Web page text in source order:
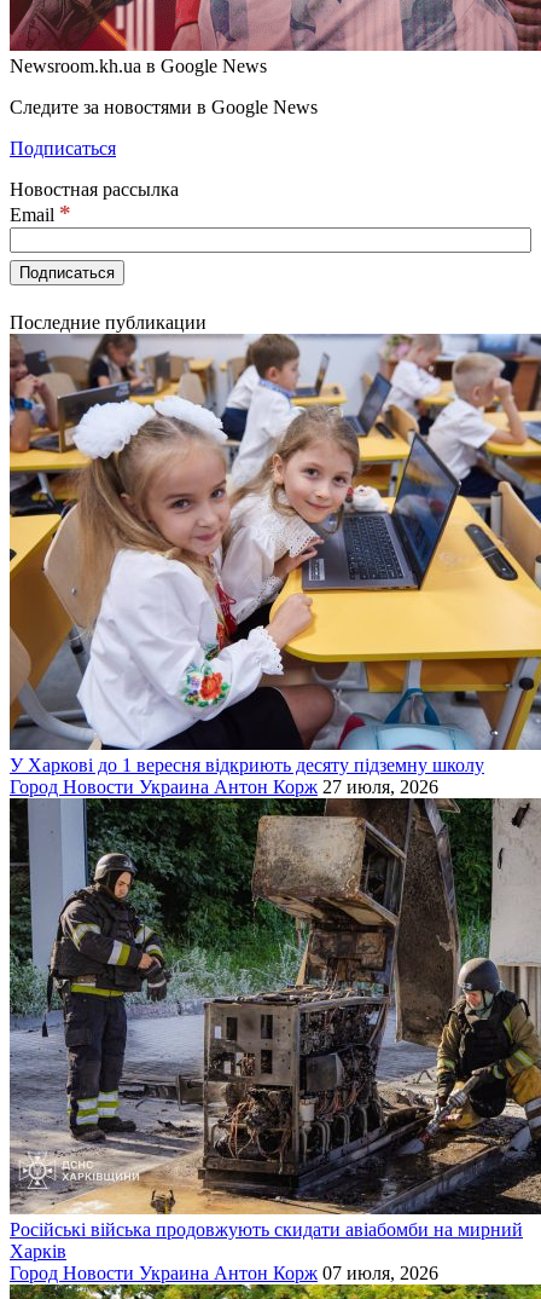
Newsroom.kh.ua в Google News
Следите за новостями в Google News
Подписаться
Новостная рассылка
Email *
Последние публикации
У Харкові до 1 вересня відкриють десяту підземну школу
Город Новости Украина Антон Корж 27 июля, 2026
Російські війська продовжують скидати авіабомби на мирний
Харків
Город Новости Украина Антон Корж 07 июля, 2026